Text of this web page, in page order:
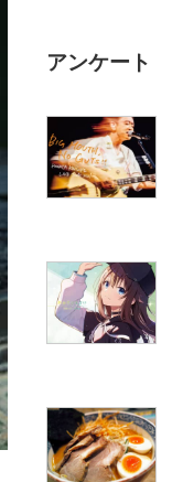
アンケート